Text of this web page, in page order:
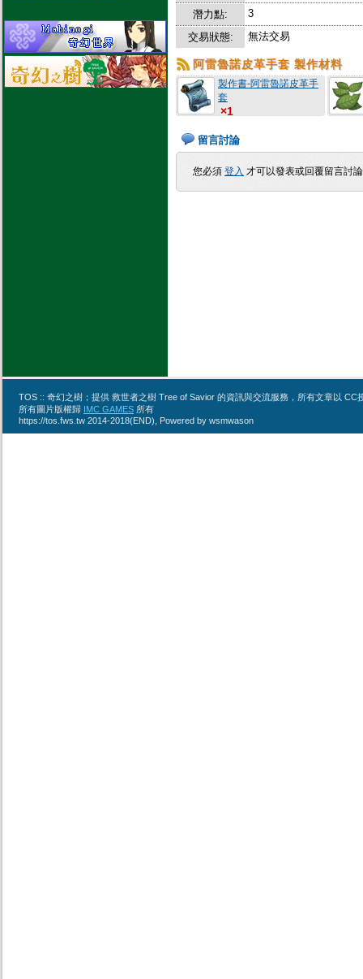
潛力點:
3
交易狀態:
無法交易
阿雷魯諾皮革手套 製作材料
製作書-阿雷魯諾皮革手
套
×1
留言討論
您必須 登入 才可以發表或回覆留言討論
TOS :: 奇幻之樹；提供 救世者之樹 Tree of Savior 的資訊與交流服務，所有文章以
所有圖片版權歸 IMC GAMES 所有
https://tos.fws.tw 2014-2018(END), Powered by wsmwason